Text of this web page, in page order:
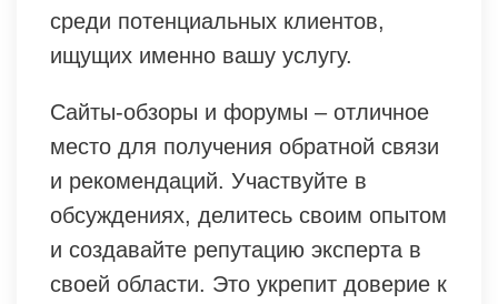
среди потенциальных клиентов,
ищущих именно вашу услугу.
Сайты-обзоры и форумы – отличное
место для получения обратной связи
и рекомендаций. Участвуйте в
обсуждениях, делитесь своим опытом
и создавайте репутацию эксперта в
своей области. Это укрепит доверие к